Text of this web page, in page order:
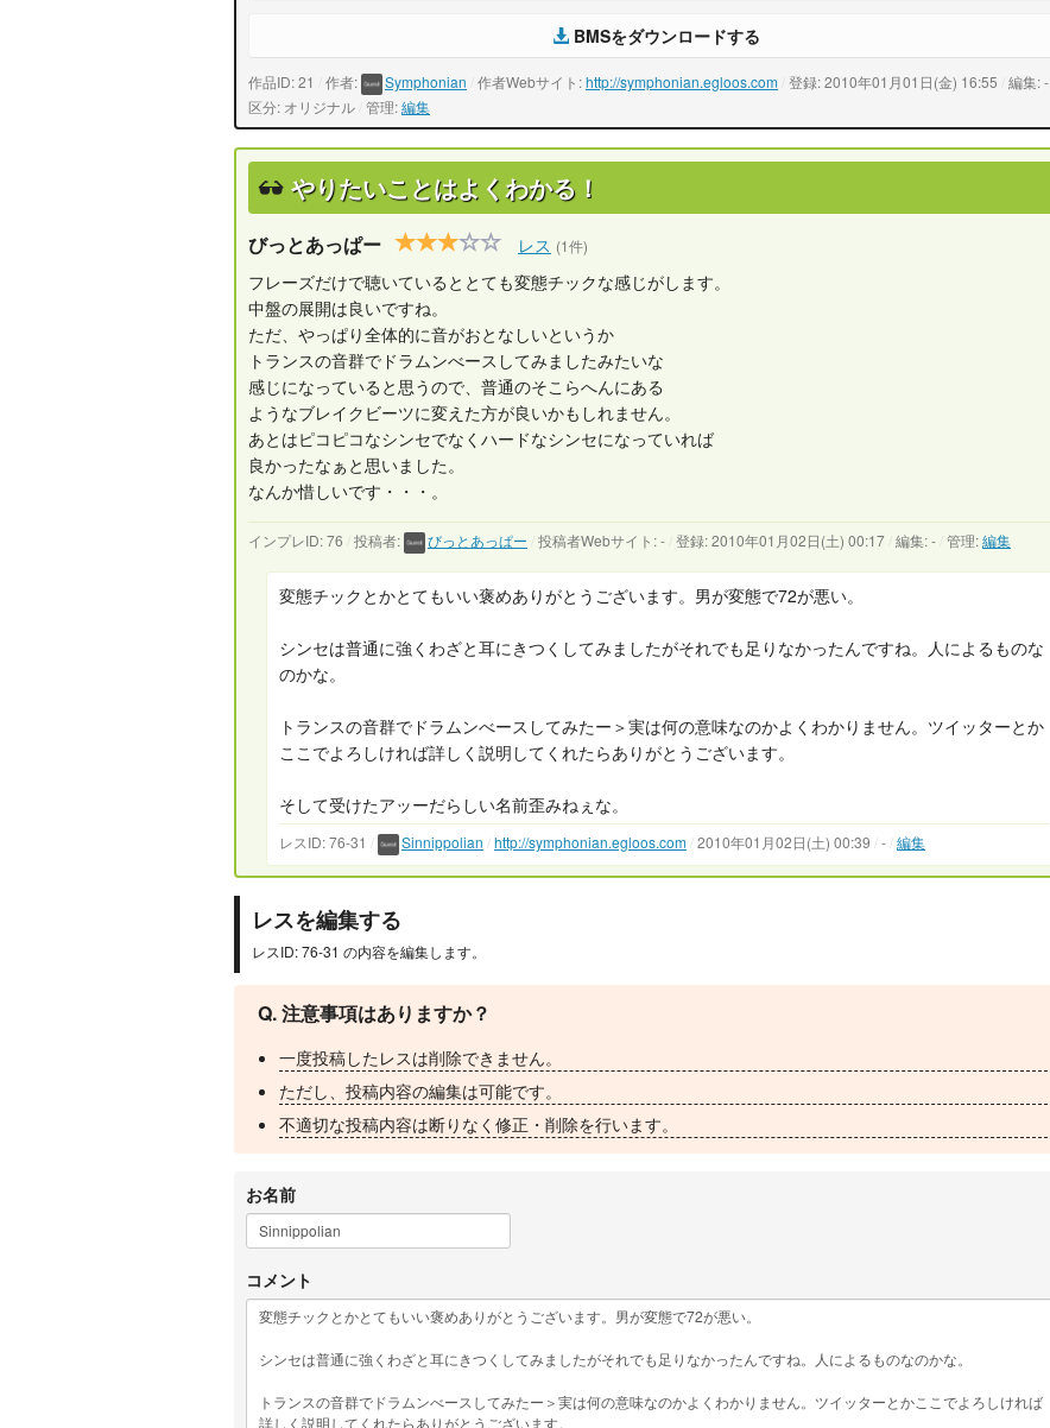
BMSをダウンロードする
作品ID: 21 作者: Symphonian 作者Webサイト:http://symphonian.egloos.com 登録: 2010年01月01日(金) 16:55 編集: -
区分: オリジナル 管理:編集
やりたいことはよくわかる！
びっとあっぱー レス (1件)
フレーズだけで聴いているととても変態チックな感じがします。
中盤の展開は良いですね。
ただ、やっぱり全体的に音がおとなしいというか
トランスの音群でドラムンべースしてみましたみたいな
感じになっていると思うので、普通のそこらへんにある
ようなブレイクビーツに変えた方が良いかもしれません。
あとはピコピコなシンセでなくハードなシンセになっていれば
良かったなぁと思いました。
なんか惜しいです・・・。
インプレID: 76 投稿者: びっとあっぱー 投稿者Webサイト: - 登録: 2010年01月02日(土) 00:17 編集: - 管理:編集
変態チックとかとてもいい褒めありがとうございます。男が変態で72が悪い。
シンセは普通に強くわざと耳にきつくしてみましたがそれでも足りなかったんですね。人によるものな
のかな。
トランスの音群でドラムンべースしてみたー＞実は何の意味なのかよくわかりません。ツイッターとか
ここでよろしければ詳しく説明してくれたらありがとうございます。
そして受けたアッーだらしい名前歪みねぇな。
レスID: 76-31 Sinnippolian http://symphonian.egloos.com 2010年01月02日(土) 00:39 - 編集
レスを編集する
レスID: 76-31 の内容を編集します。
Q. 注意事項はありますか？
一度投稿したレスは削除できません。
ただし、投稿内容の編集は可能です。
不適切な投稿内容は断りなく修正・削除を行います。
お名前
コメント